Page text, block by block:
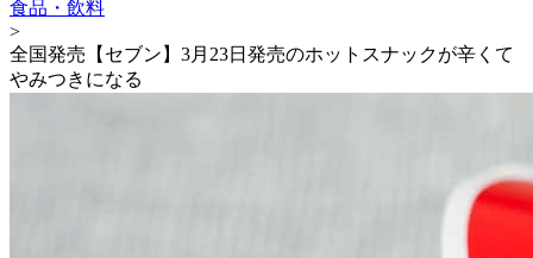
食品・飲料
>
全国発売【セブン】3月23日発売のホットスナックが辛くて
やみつきになる